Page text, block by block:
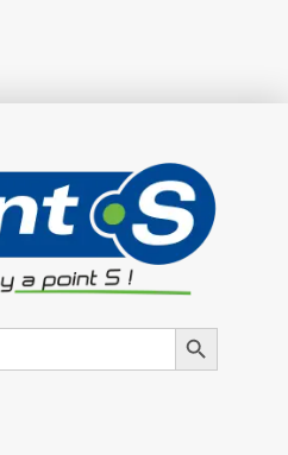
Search Button